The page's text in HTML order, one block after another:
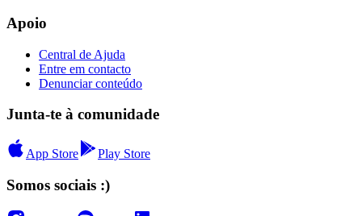
Apoio
Central de Ajuda
Entre em contacto
Denunciar conteúdo
Junta-te à comunidade
App Store Play Store
Somos sociais :)